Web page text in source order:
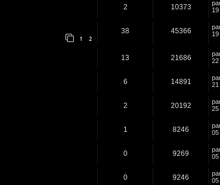
2 10373
1 2
38 45366
13 21686
22
6 14891
21
2 20192
25
1 8246
05
0 9269
05
0 9246
05